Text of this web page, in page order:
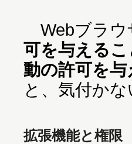
Webブラウ
可を与える
動の許可を
と、気付か
拡張機能と権限